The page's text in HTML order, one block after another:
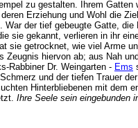
zu gestalten. Ihrem
Erziehung und Wohl die
War der tief gebeugte Gatte,
sie gekannt, verlieren in ihr
sie getrocknet, wie viel Arme
Zeugnis hiervon ab; aus Nah
Rabbiner Dr. Weingarten - Ems
und der tiefen Trauer
Hinterbliebenen mit dem
Ihre Seele sein eingebunden